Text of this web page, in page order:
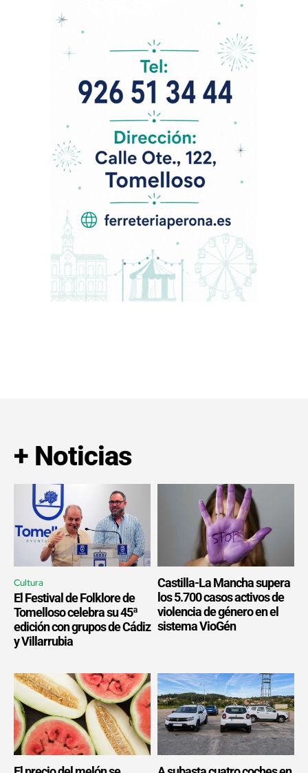
+ Noticias
Cultura
El Festival de Folklore de
Tomelloso celebra su 45ª
edición con grupos de Cádiz
y Villarrubia
Castilla-La Mancha supera
los 5.700 casos activos de
violencia de género en el
sistema VioGén